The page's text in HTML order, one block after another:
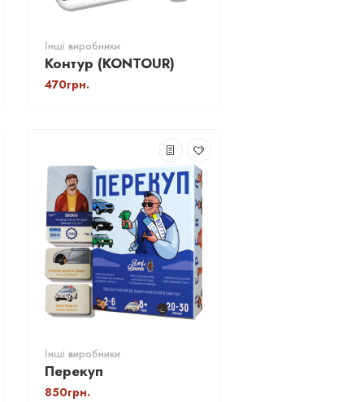
Інші виробники
Контур (KONTOUR)
470грн.
Інші виробники
Перекуп
850грн.